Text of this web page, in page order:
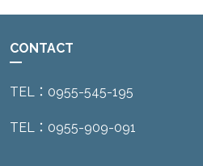
CONTACT
TEL：0955-545-195
TEL：0955-909-091